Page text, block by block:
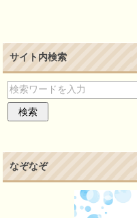
サイト内検索
なぞなぞ